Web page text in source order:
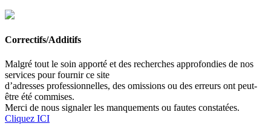
Correctifs/Additifs
Malgré tout le soin apporté et des recherches approfondies de nos
services pour fournir ce site
d’adresses professionnelles, des omissions ou des erreurs ont peut-
être été commises.
Merci de nous signaler les manquements ou fautes constatées.
Cliquez ICI